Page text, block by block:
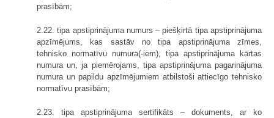
prasībām;
2.22. tipa apstiprinājuma numurs – piešķirtā tipa apstiprinājuma
apzīmējums, kas sastāv no tipa apstiprinājuma zīmes,
tehnisko normatīvu numura(-iem), tipa apstiprinājuma kārtas
numura un, ja piemērojams, tipa apstiprinājuma pagarinājuma
numura un papildu apzīmējumiem atbilstoši attiecīgo tehnisko
normatīvu prasībām;
2.23. tipa apstiprinājuma sertifikāts – dokuments, ar ko